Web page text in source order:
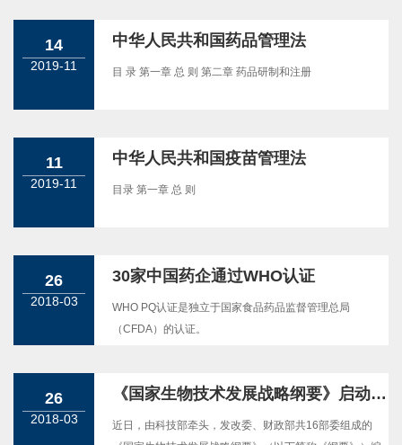
14
2019-11
中华人民共和国药品管理法
目 录 第一章 总 则 第二章 药品研制和注册
11
2019-11
中华人民共和国疫苗管理法
目录 第一章 总 则
26
2018-03
30家中国药企通过WHO认证
WHO PQ认证是独立于国家食品药品监督管理总局
（CFDA）的认证。
26
2018-03
《国家生物技术发展战略纲要》启动编制
近日，由科技部牵头，发改委、财政部共16部委组成的